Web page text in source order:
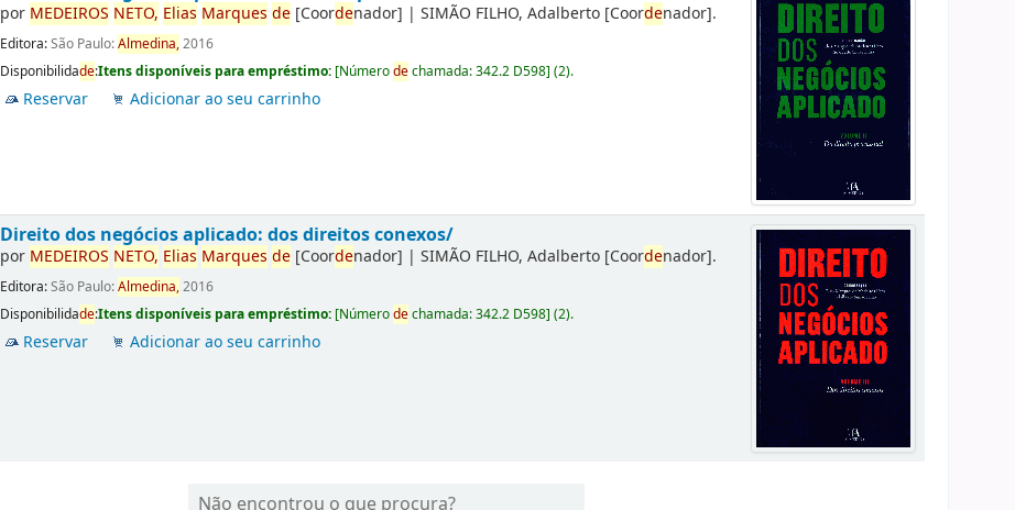
por MEDEIROS NETO, Elias Marques de [Coordenador] |SIMÃO FILHO, Adalberto [Coordenador].
Editora:São Paulo:Almedina,2016
Disponibilidade:Itens disponíveis para empréstimo: [Númerodechamada:342.2 D598](2).
Reservar Adicionar ao seu carrinho
Direito dos negócios aplicado: dos direitos conexos/
por MEDEIROS NETO, Elias Marques de [Coordenador] |SIMÃO FILHO, Adalberto [Coordenador].
Editora:São Paulo:Almedina,2016
Disponibilidade:Itens disponíveis para empréstimo: [Númerodechamada:342.2 D598](2).
Reservar Adicionar ao seu carrinho